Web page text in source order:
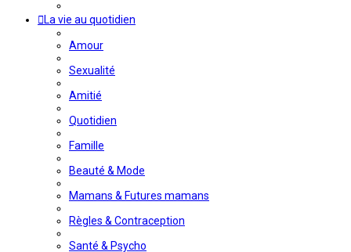
La vie au quotidien
Amour
Sexualité
Amitié
Quotidien
Famille
Beauté & Mode
Mamans & Futures mamans
Règles & Contraception
Santé & Psycho